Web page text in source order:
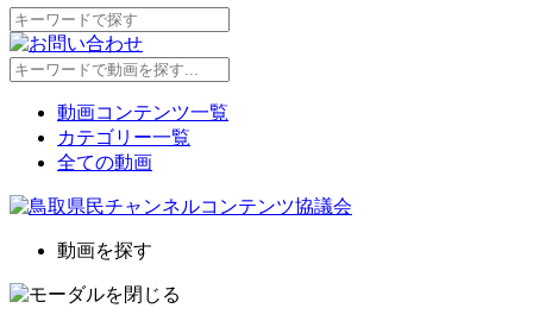
動画コンテンツ一覧
カテゴリー一覧
全ての動画
動画を探す